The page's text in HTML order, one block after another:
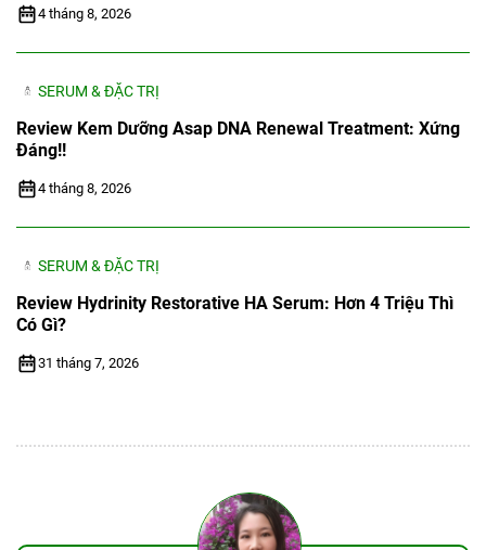
4 tháng 8, 2026
SERUM & ĐẶC TRỊ
Review Kem Dưỡng Asap DNA Renewal Treatment: Xứng
Đáng!!
4 tháng 8, 2026
SERUM & ĐẶC TRỊ
Review Hydrinity Restorative HA Serum: Hơn 4 Triệu Thì
Có Gì?
31 tháng 7, 2026